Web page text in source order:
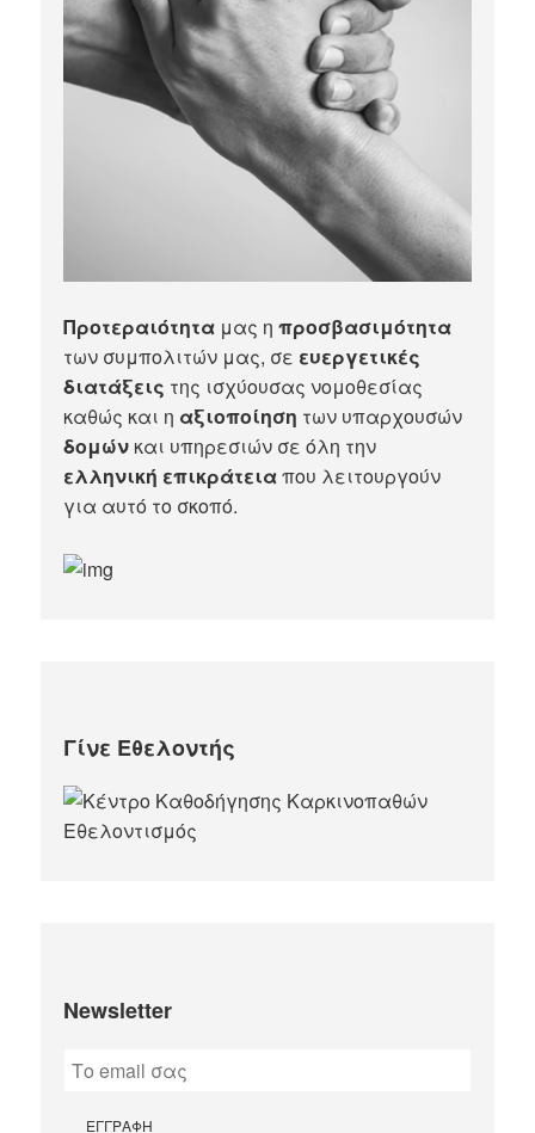
Προτεραιότητα μας ηπροσβασιμότητα
των συμπολιτών μας, σε ευεργετικές
διατάξεις της ισχύουσας νομοθεσίας
καθώς και η αξιοποίηση των υπαρχουσών
δομών και υπηρεσιών σε όλη την
ελληνική επικράτειαπου λειτουργούν
για αυτό το σκοπό.​
Γίνε Εθελοντής
Newsletter